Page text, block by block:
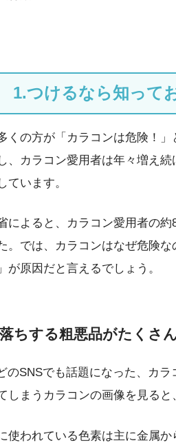
1.つけるなら知って
くの方が「カラコンは危険！
、カラコン愛用者は年々増え
ています。
によると、カラコン愛用者の
。では、カラコンはなぜ危険
が原因だと言えるでしょう。
ちする粗悪品がたくさ
のSNSでも話題になった、カ
しまうカラコンの画像を見る
使われている色素は主に金属